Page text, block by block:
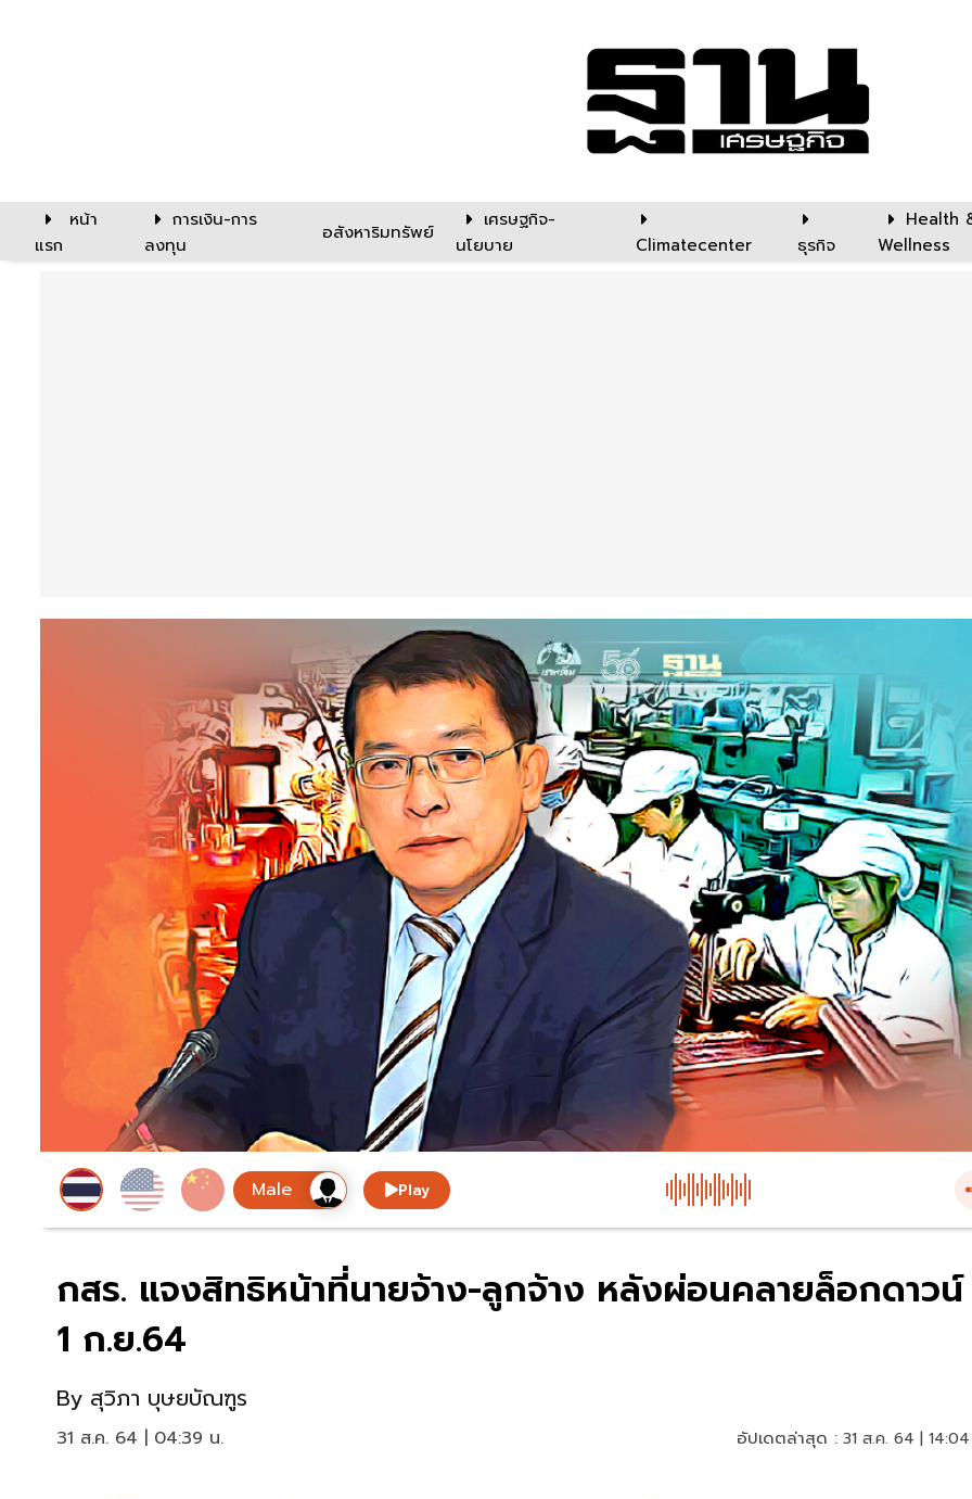
หน้า
แรก
การเงิน-การ
ลงทุน
อสังหาริมทรัพย์
เศรษฐกิจ-
นโยบาย
Climatecenter ธุรกิจ
Health
Wellness
Play
กสร. แจงสิทธิหน้าที่นายจ้าง-ลูกจ้าง หลังผ่อนคลายล็อกดาวน์
1 ก.ย.64
By สุวิภา บุษยบัณฑูร
31 ส.ค. 64 | 04:39 น. อัปเดตล่าสุด : 31 ส.ค. 64 |